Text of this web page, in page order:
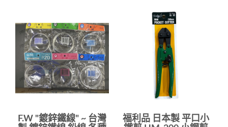
F.W "鍍鋅鐵線" ~ 台灣
福利品 日本製 平口小